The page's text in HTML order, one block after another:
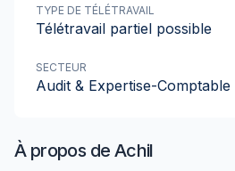
À propos de Achil
TYPE DE TÉLÉTRAVAIL
Télétravail partiel possible
SECTEUR
Audit & Expertise-Comptable